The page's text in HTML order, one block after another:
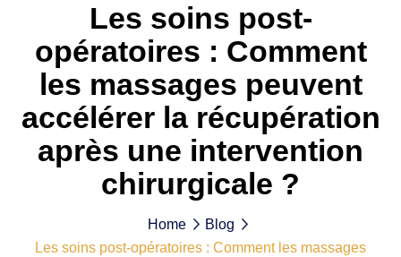
Les soins post-
opératoires : Comment
les massages peuvent
accélérer la récupération
après une intervention
chirurgicale ?
Home
Blog
Les soins post-opératoires : Comment les massages